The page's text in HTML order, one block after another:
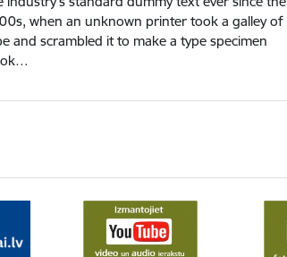
when an unknown printer took a galley of
and scrambled it to make a type specimen